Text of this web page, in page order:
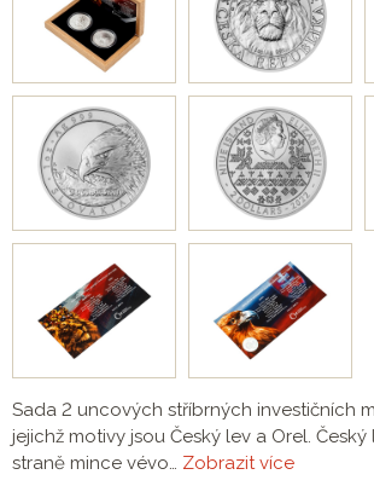
Sada 2 uncových stříbrných investičních
jejichž motivy jsou Český lev a Orel. Český
straně mince vévo… Zobrazit více